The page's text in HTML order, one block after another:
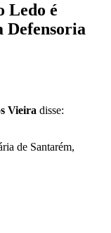
Ledo é
Defensoria
Vieira disse:
de Santarém,